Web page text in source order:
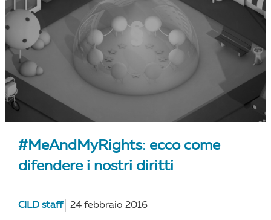
#MeAndMyRights: ecco come
difendere i nostri diritti
CILD staff 24 febbraio 2016